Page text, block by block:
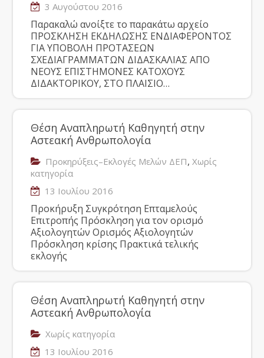
3 Αυγούστου 2016
Παρακαλώ ανοίξτε το παρακάτω αρχείο
ΠΡΟΣΚΛΗΣΗ ΕΚΔΗΛΩΣΗΣ ΕΝΔΙΑΦΕΡΟΝΤΟΣ
ΓΙΑ ΥΠΟΒΟΛΗ ΠΡΟΤΑΣΕΩΝ
ΣΧΕΔΙΑΓΡΑΜΜΑΤΩΝ ΔΙΔΑΣΚΑΛΙΑΣ ΑΠΟ
ΝΕΟΥΣ ΕΠΙΣΤΗΜΟΝΕΣ ΚΑΤΟΧΟΥΣ
ΔΙΔΑΚΤΟΡΙΚΟΥ, ΣΤΟ ΠΛΑΙΣΙΟ…
Θέση Αναπληρωτή Καθηγητή στην
Αστεακή Ανθρωπολογία
Προκηρύξεις–Εκλογές Μελών ΔΕΠ,Χωρίς
κατηγορία
13 Ιουλίου 2016
Προκήρυξη Συγκρότηση Επταμελούς
Επιτροπής Πρόσκληση για τον ορισμό
Αξιολογητών Ορισμός Αξιολογητών
Πρόσκληση κρίσης Πρακτικά τελικής
εκλογής
Θέση Αναπληρωτή Καθηγητή στην
Αστεακή Ανθρωπολογία
Χωρίς κατηγορία
13 Ιουλίου 2016